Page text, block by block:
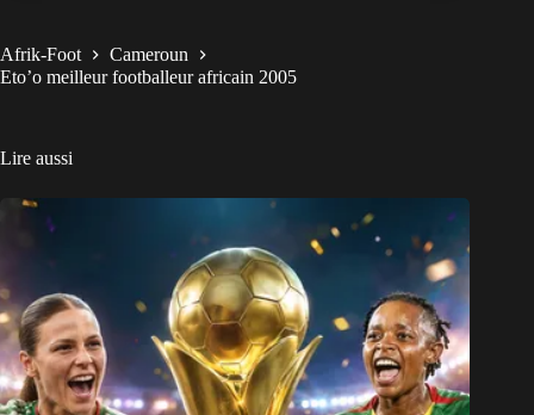
Afrik-Foot
Cameroun
Eto’o meilleur footballeur africain 2005
Lire aussi